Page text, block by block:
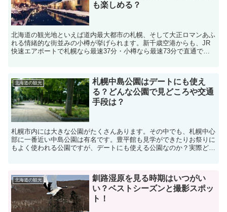
も楽しめる？
北海道の観光地といえば道内最大都市の札幌、そして大正ロマンあふ
れる情緒的な街並みの小樽が挙げられます。新千歳空港からも、JR
快速エアポートで札幌なら最速37分・小樽なら最速73分で直通で到
北海道の観光
札幌中島公園はデートにも使え
る？どんな公園で見どころや交通
手段は？
札幌市内には大きな公園がたくさんあります。その中でも、札幌中心
部に一番近い中島公園は有名です。豊平館も見学ができたりお祭りに
もよく使われる公園ですが、デートにも使える公園なのか？実際どの
北海道の観光
釧路湿原を見る時期はいつがい
い？ベストシーズンと撮影スポッ
ト！